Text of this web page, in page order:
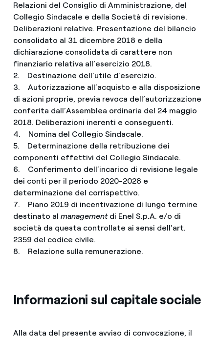
Relazioni del Consiglio di Amministrazione, del
Collegio Sindacale e della Società di revisione.
Deliberazioni relative. Presentazione del bilancio
consolidato al 31 dicembre 2018 e della
dichiarazione consolidata di carattere non
finanziario relativa all’esercizio 2018.
2. Destinazione dell’utile d’esercizio.
3. Autorizzazione all’acquisto e alla disposizione
di azioni proprie, previa revoca dell’autorizzazione
conferita dall’Assemblea ordinaria del 24 maggio
2018. Deliberazioni inerenti e conseguenti.
4. Nomina del Collegio Sindacale.
5. Determinazione della retribuzione dei
componenti effettivi del Collegio Sindacale.
6. Conferimento dell’incarico di revisione legale
dei conti per il periodo 2020-2028 e
determinazione del corrispettivo.
7. Piano 2019 di incentivazione di lungo termine
destinato al managementdi Enel S.p.A. e/o di
società da questa controllate ai sensi dell’art.
2359 del codice civile.
8. Relazione sulla remunerazione.
Informazioni sul capitale sociale
Alla data del presente avviso di convocazione, il